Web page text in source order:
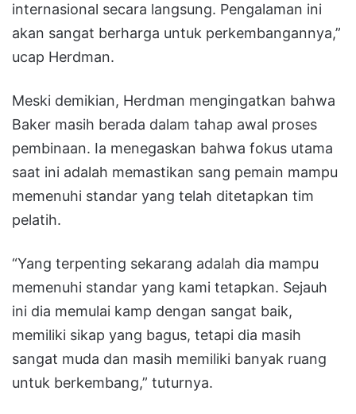
internasional secara langsung. Pengalaman ini
akan sangat berharga untuk perkembangannya,”
ucap Herdman.
Meski demikian, Herdman mengingatkan bahwa
Baker masih berada dalam tahap awal proses
pembinaan. Ia menegaskan bahwa fokus utama
saat ini adalah memastikan sang pemain mampu
memenuhi standar yang telah ditetapkan tim
pelatih.
“Yang terpenting sekarang adalah dia mampu
memenuhi standar yang kami tetapkan. Sejauh
ini dia memulai kamp dengan sangat baik,
memiliki sikap yang bagus, tetapi dia masih
sangat muda dan masih memiliki banyak ruang
untuk berkembang,” tuturnya.